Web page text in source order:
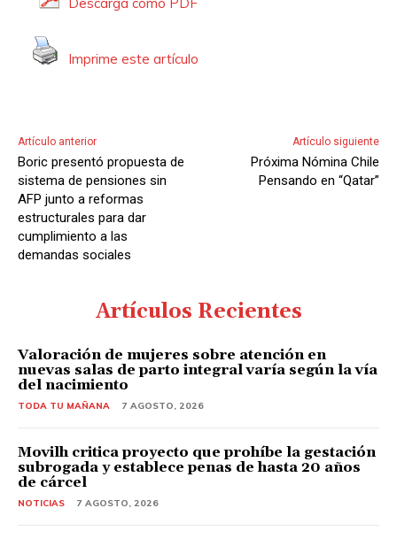
Imprime este artículo
Artículo anterior
Boric presentó propuesta de
sistema de pensiones sin
AFP junto a reformas
estructurales para dar
cumplimiento a las
demandas sociales
Artículo siguiente
Próxima Nómina Chile
Pensando en “Qatar”
Artículos Recientes
Valoración de mujeres sobre atención en
nuevas salas de parto integral varía según la vía
del nacimiento
TODA TU MAÑANA 7 AGOSTO, 2026
Movilh critica proyecto que prohíbe la gestación
subrogada y establece penas de hasta 20 años
de cárcel
NOTICIAS 7 AGOSTO, 2026